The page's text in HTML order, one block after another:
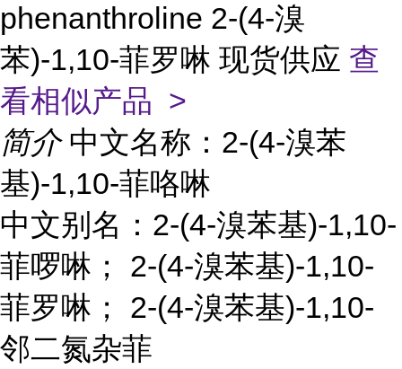
phenanthroline 2-(4-溴
苯)-1,10-菲罗啉 现货供应 查
看相似产品 >
简介 中文名称：2-(4-溴苯
基)-1,10-菲咯啉
中文别名：2-(4-溴苯基)-1,10-
菲啰啉； 2-(4-溴苯基)-1,10-
菲罗啉； 2-(4-溴苯基)-1,10-
邻二氮杂菲